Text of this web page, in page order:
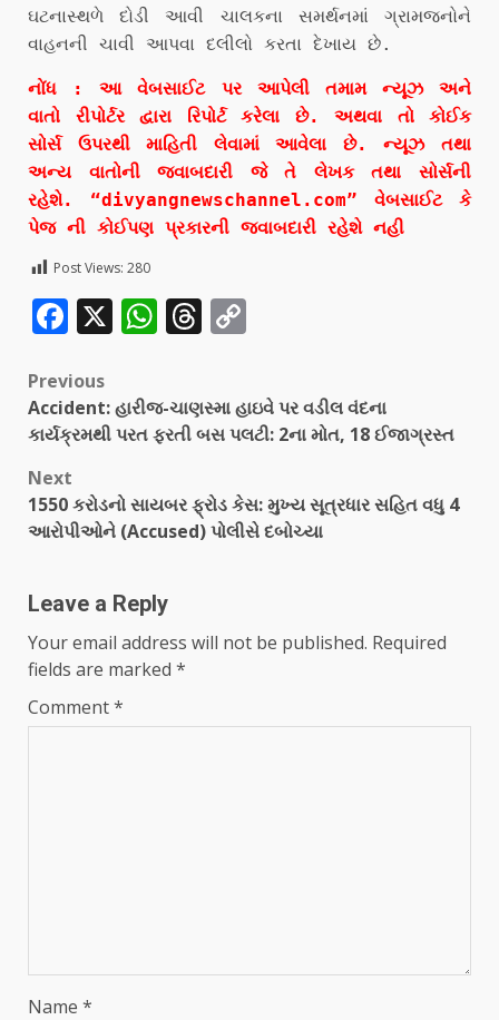
ઘટનાસ્થળે દોડી આવી ચાલકના સમર્થનમાં ગ્રામજનોને
વાહનની ચાવી આપવા દલીલો કરતા દેખાય છે.
નોંધ : આ વેબસાઈટ પર આપેલી તમામ ન્યૂઝ અને
વાતો રીપોર્ટર દ્વારા રિપોર્ટ કરેલા છે. અથવા તો કોઈક
સોર્સ ઉપરથી માહિતી લેવામાં આવેલા છે. ન્યૂઝ તથા
અન્ય વાતોની જવાબદારી જે તે લેખક તથા સોર્સની
રહેશે. “divyangnewschannel.com” વેબસાઈટ કે
પેજ ની કોઈપણ પ્રકારની જવાબદારી રહેશે નહી
Post Views: 280
Facebook
X WhatsApp
Threads
Previous
Accident: હારીજ-ચાણસ્મા હાઇવે પર વડીલ વંદના
કાર્યક્રમથી પરત ફરતી બસ પલટી: 2ના મોત, 18 ઈજાગ્રસ્ત
Next
1550 કરોડનો સાયબર ફ્રોડ કેસ: મુખ્ય સૂત્રધાર સહિત વધુ 4
આરોપીઓને (Accused) પોલીસે દબોચ્યા
Leave a Reply
Your email address will not be published. Required
fields are marked *
Comment*
Name *